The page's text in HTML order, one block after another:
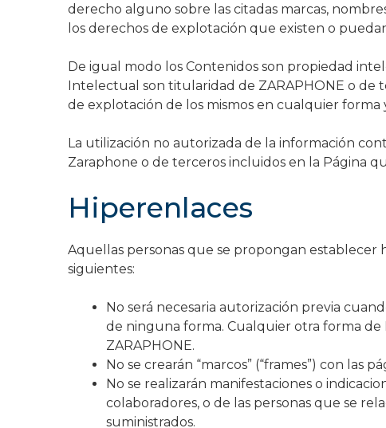
derecho alguno sobre las citadas marcas,
los derechos de explotación que existen o
De igual modo los Contenidos son propiedad
Intelectual son titularidad de ZARAPHONE o de
de explotación de los mismos en cualquier
La utilización no autorizada de la información
Zaraphone o de terceros incluidos en la Página
Hiperenlaces
Aquellas personas que se propongan establecer
siguientes:
No será necesaria autorización previa
de ninguna forma. Cualquier otra forma
ZARAPHONE.
No se crearán “marcos” (“frames”) con las
No se realizarán manifestaciones o
colaboradores, o de las personas que se
suministrados.